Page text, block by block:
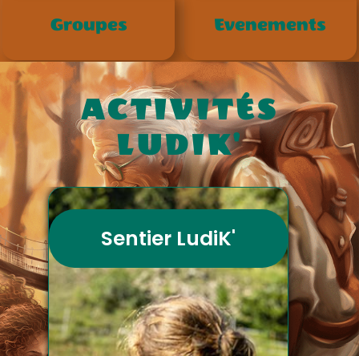
Groupes Evenements
ACTIVITÉS
LUDIK'
Sentier LudiK'